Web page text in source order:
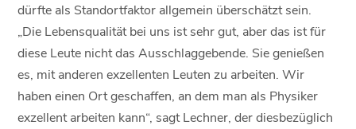
dürfte als Standortfaktor allgemein überschätzt sein.
„Die Lebensqualität bei uns ist sehr gut, aber das ist für
diese Leute nicht das Ausschlaggebende. Sie genießen
es, mit anderen exzellenten Leuten zu arbeiten. Wir
haben einen Ort geschaffen, an dem man als Physiker
exzellent arbeiten kann“, sagt Lechner, der diesbezüglich